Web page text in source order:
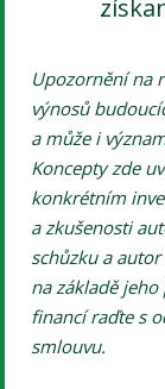
Upozornění na
výnosů
a může i
Koncepty zde
konkrétním
a zkušenosti
schůzku a
na základě
financí raďte s
smlouvu.